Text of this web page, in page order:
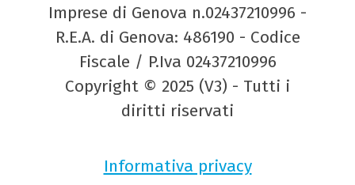
Imprese di Genova n.02437210996 -
R.E.A. di Genova: 486190 - Codice
Fiscale / P.Iva 02437210996
Copyright © 2025 (V3) - Tutti i
diritti riservati
Informativa privacy